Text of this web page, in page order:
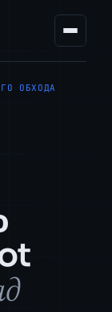
ОБХОДА